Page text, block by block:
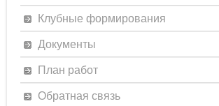
Клубные формирования
Документы
План работ
Обратная связь